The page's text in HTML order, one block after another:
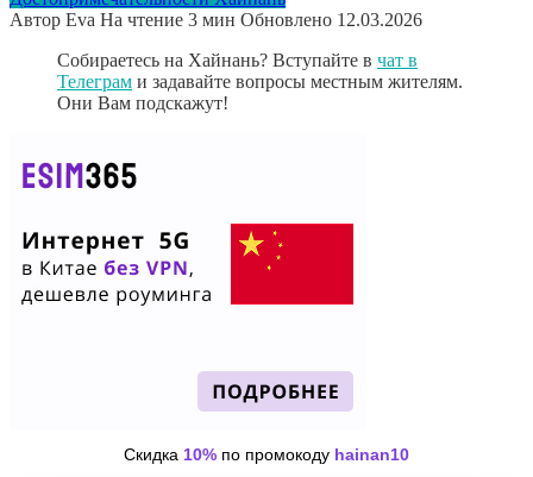
Автор Eva На чтение 3 мин Обновлено 12.03.2026
Собираетесь на Хайнань? Вступайте в чат в
Телеграм и задавайте вопросы местным жителям.
Они Вам подскажут!
Скидка 10% по промокоду hainan10